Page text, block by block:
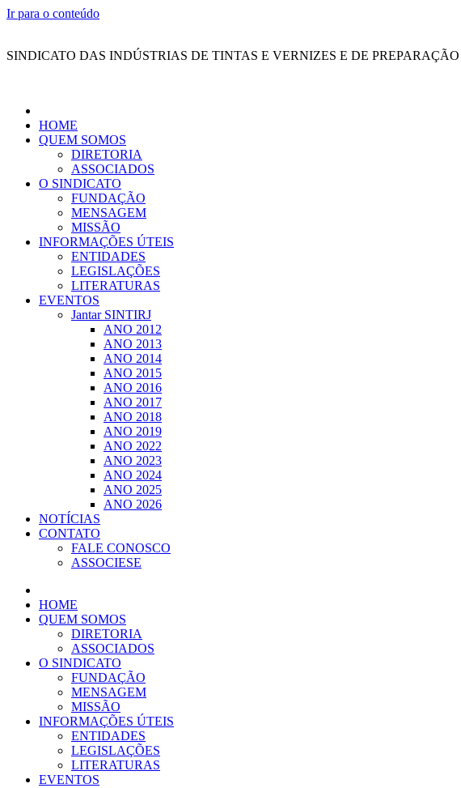
Ir para o conteúdo
SINDICATO DAS INDÚSTRIAS DE TINTAS E VERNIZES E DE
HOME
QUEM SOMOS
DIRETORIA
ASSOCIADOS
O SINDICATO
FUNDAÇÃO
MENSAGEM
MISSÃO
INFORMAÇÕES ÚTEIS
ENTIDADES
LEGISLAÇÕES
LITERATURAS
EVENTOS
Jantar SINTIRJ
ANO 2012
ANO 2013
ANO 2014
ANO 2015
ANO 2016
ANO 2017
ANO 2018
ANO 2019
ANO 2022
ANO 2023
ANO 2024
ANO 2025
ANO 2026
NOTÍCIAS
CONTATO
FALE CONOSCO
ASSOCIESE
HOME
QUEM SOMOS
DIRETORIA
ASSOCIADOS
O SINDICATO
FUNDAÇÃO
MENSAGEM
MISSÃO
INFORMAÇÕES ÚTEIS
ENTIDADES
LEGISLAÇÕES
LITERATURAS
EVENTOS